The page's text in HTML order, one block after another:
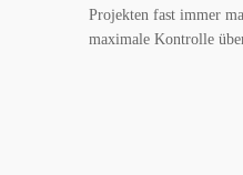
Projekten fast immer
maximale Kontrolle